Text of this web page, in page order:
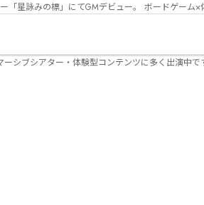
シブシアター・体験型コンテンツに多く出演中で